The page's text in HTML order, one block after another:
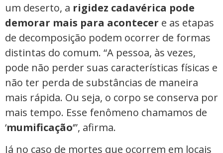
um deserto, a rigidez cadavérica pode
demorar mais para acontecer e as etapas
de decomposição podem ocorrer de formas
distintas do comum. “A pessoa, às vezes,
pode não perder suas características físicas e
não ter perda de substâncias de maneira
mais rápida. Ou seja, o corpo se conserva por
mais tempo. Esse fenômeno chamamos de
‘mumificação‘”, afirma.
Já no caso de mortes que ocorrem em locais